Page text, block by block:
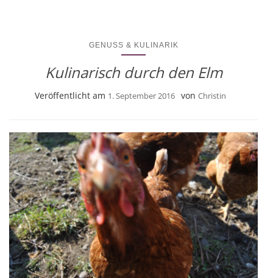
GENUSS & KULINARIK
Kulinarisch durch den Elm
Veröffentlicht am 1. September 2016 von Christin